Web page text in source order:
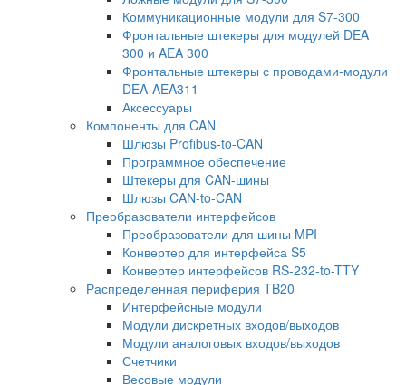
Коммуникационные модули для S7-300
Фронтальные штекеры для модулей DEA
300 и AEA 300
Фронтальные штекеры с проводами-модули
DEA-AEA311
Аксессуары
Компоненты для CAN
Шлюзы Profibus-to-CAN
Программное обеспечение
Штекеры для CAN-шины
Шлюзы CAN-to-CAN
Преобразователи интерфейсов
Преобразователи для шины MPI
Конвертер для интерфейса S5
Конвертер интерфейсов RS-232-to-TTY
Распределенная периферия TB20
Интерфейсные модули
Модули дискретных входов/выходов
Модули аналоговых входов/выходов
Счетчики
Весовые модули